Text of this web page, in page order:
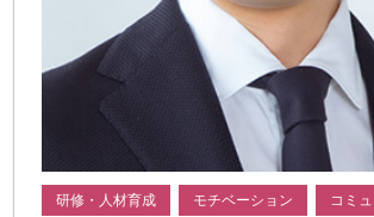
研修・人材育成 モチベーション コミ